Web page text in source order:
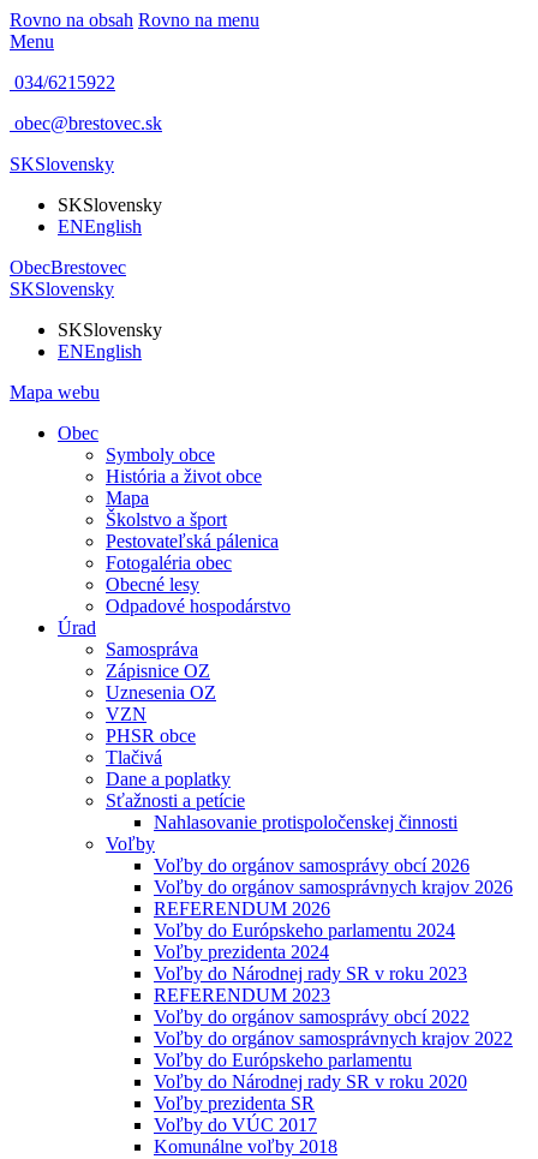
Rovno na obsah Rovno na menu
Menu
034/6215922
obec@brestovec.sk
SKSlovensky
SKSlovensky
ENEnglish
ObecBrestovec
SKSlovensky
SKSlovensky
ENEnglish
Mapa webu
Obec
Symboly obce
História a život obce
Mapa
Školstvo a šport
Pestovateľská pálenica
Fotogaléria obec
Obecné lesy
Odpadové hospodárstvo
Úrad
Samospráva
Zápisnice OZ
Uznesenia OZ
VZN
PHSR obce
Tlačivá
Dane a poplatky
Sťažnosti a petície
Nahlasovanie protispoločenskej činnosti
Voľby
Voľby do orgánov samosprávy obcí 2026
Voľby do orgánov samosprávnych krajov 2026
REFERENDUM 2026
Voľby do Európskeho parlamentu 2024
Voľby prezidenta 2024
Voľby do Národnej rady SR v roku 2023
REFERENDUM 2023
Voľby do orgánov samosprávy obcí 2022
Voľby do orgánov samosprávnych krajov 2022
Voľby do Európskeho parlamentu
Voľby do Národnej rady SR v roku 2020
Voľby prezidenta SR
Voľby do VÚC 2017
Komunálne voľby 2018